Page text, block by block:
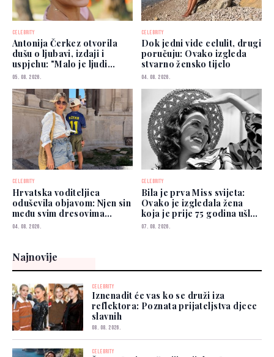
CELEBRITY
Antonija Čerkez otvorila
dušu o ljubavi, izdaji i
uspjehu: "Malo je ljudi
kojima možete vjerovati"
05. 08. 2026.
CELEBRITY
Dok jedni vide celulit, drugi
poručuju: Ovako izgleda
stvarno žensko tijelo
04. 08. 2026.
CELEBRITY
Hrvatska voditeljica
oduševila objavom: Njen sin
među svim dresovima
izabrao Zmajeve
04. 08. 2026.
CELEBRITY
Bila je prva Miss svijeta:
Ovako je izgledala žena
koja je prije 75 godina ušla
u historiju
07. 08. 2026.
Najnovije
CELEBRITY
Iznenadit će vas ko se druži iza
reflektora: Poznata prijateljstva djece
slavnih
08. 08. 2026.
CELEBRITY